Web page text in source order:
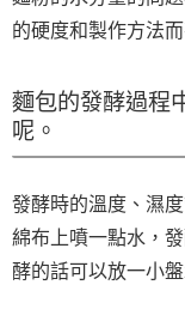
的硬度和製作方法
麵包的發酵過程
呢。
發酵時的溫度、濕
綿布上噴一點水，
酵的話可以放一小盤